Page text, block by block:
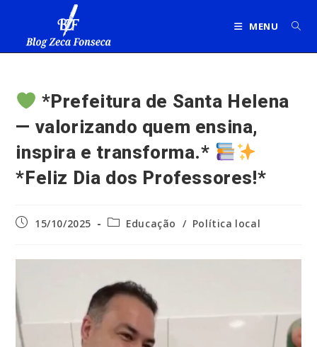
MENU
*Prefeitura de Santa Helena
— valorizando quem ensina,
inspira e transforma.*
*Feliz Dia dos Professores!*
Post15/10/2025
Categoria
Educação / Política local